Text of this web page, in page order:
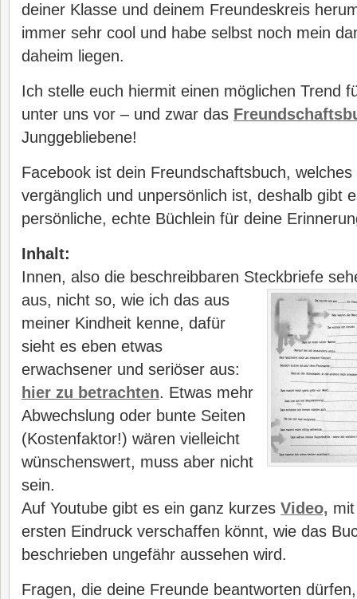
deiner Klasse und deinem Freundeskreis
immer sehr cool und habe selbst noch mein
daheim liegen.
Ich stelle euch hiermit einen möglichen Trend
unter uns vor – und zwar das
Junggebliebene!
Facebook ist dein Freundschaftsbuch,
vergänglich und unpersönlich ist, deshalb gibt
persönliche, echte Büchlein für deine
Inhalt:
Innen, also die beschreibbaren Steckbriefe
aus, nicht so, wie ich das aus
meiner Kindheit kenne, dafür
sieht es eben etwas
erwachsener und seriöser aus:
hier zu betrachten. Etwas mehr
Abwechslung oder bunte Seiten
(Kostenfaktor!) wären vielleicht
wünschenswert, muss aber nicht
sein.
Auf Youtube gibt es ein ganz kurzes Video,
ersten Eindruck verschaffen könnt, wie das
beschrieben ungefähr aussehen wird.
Fragen, die deine Freunde beantworten